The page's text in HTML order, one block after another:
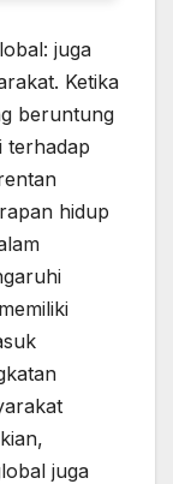
juga
Ketika
beruntung
terhadap
hidup
juga